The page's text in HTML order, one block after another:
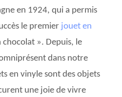
en 1924, qui a permis
le premier jouet en
chocolat ». Depuis, le
dans notre
en vinyle sont des objets
une joie de vivre